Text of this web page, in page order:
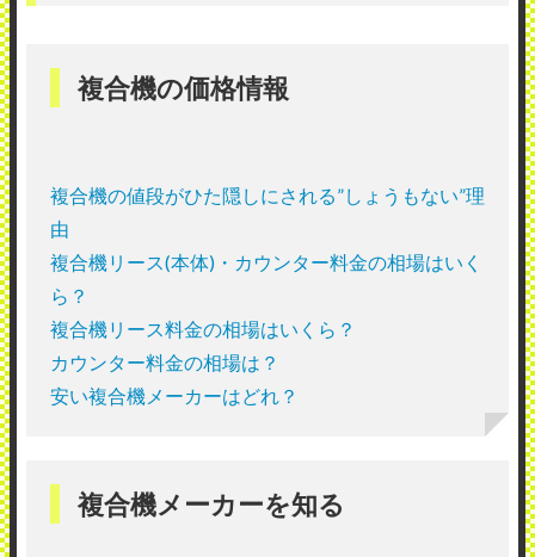
複合機の価格情報
複合機の値段がひた隠しにされる”しょうもない”理
由
複合機リース(本体)・カウンター料金の相場はいく
ら？
複合機リース料金の相場はいくら？
カウンター料金の相場は？
安い複合機メーカーはどれ？
複合機メーカーを知る